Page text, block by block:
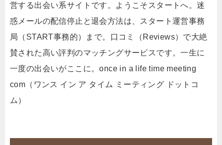
営する出会い系サイトです。ようこそスタートへ。迷
惑メールの配信停止と退会方法は、スタート運営事務
局（START事務的）まで。口コミ（Reviews）で大絶
賛された高い評判のマッチングサービスです。一生に
一度の出会いがここに。once in a life time meeting
com（ワンス イン ア タイム ミーティング ドットコ
ム）